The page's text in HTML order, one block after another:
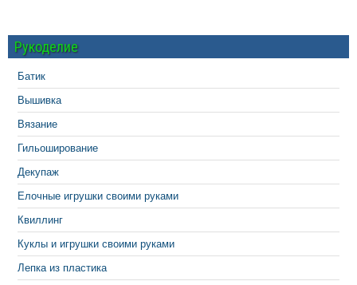
Рукоделие
Батик
Вышивка
Вязание
Гильоширование
Декупаж
Елочные игрушки своими руками
Квиллинг
Куклы и игрушки своими руками
Лепка из пластика